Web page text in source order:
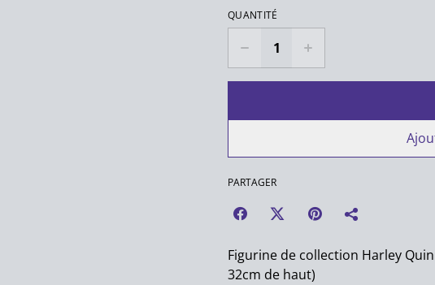
QUANTITÉ
PARTAGER
Figurine de collection Harley
32cm de haut)